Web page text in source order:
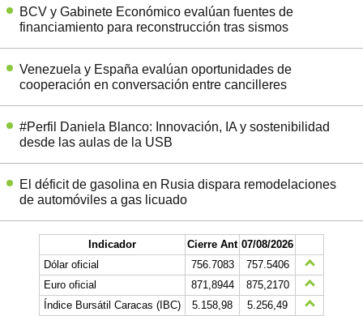
BCV y Gabinete Económico evalúan fuentes de
financiamiento para reconstrucción tras sismos
Venezuela y España evalúan oportunidades de
cooperación en conversación entre cancilleres
#Perfil Daniela Blanco: Innovación, IA y sostenibilidad
desde las aulas de la USB
El déficit de gasolina en Rusia dispara remodelaciones
de automóviles a gas licuado
Indicador Cierre Ant 07/08/2026
Dólar oficial
756.7083
757.5406
Euro oficial
871,8944
875,2170
Índice Bursátil Caracas (IBC)
5.158,98
5.256,49